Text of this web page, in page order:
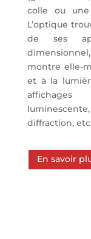
colle ou
L’optique
de ses
montre elle-
et à la
diffraction,
En savoir